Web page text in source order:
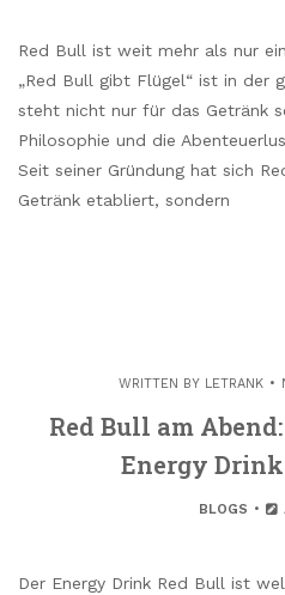
Red Bull ist weit mehr als nur
„Red Bull gibt Flügel“ ist in der
steht nicht nur für das Getränk
Philosophie und die
Seit seiner Gründung hat sich
Getränk etabliert, sondern
WRITTEN BY LETRANK
Red Bull am
Energy
BLOGS
Der Energy Drink Red Bull ist